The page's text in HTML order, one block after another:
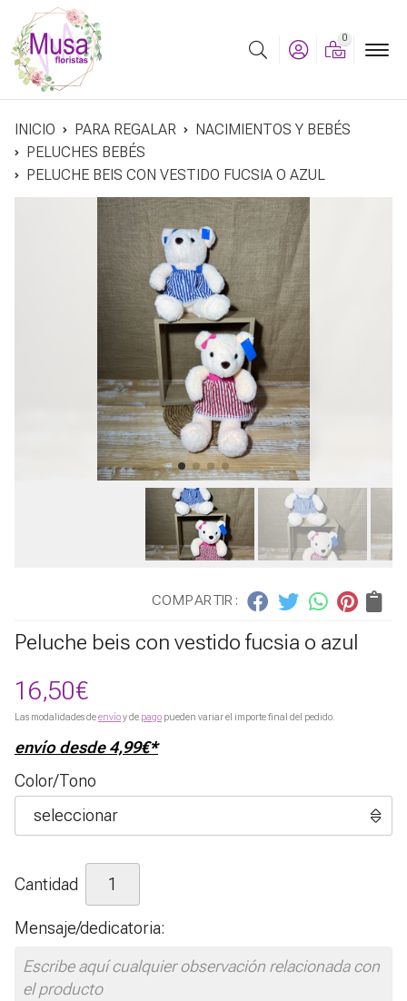
Buscar
0
INICIO PARA REGALAR
NACIMIENTOS Y BEBÉS
PELUCHES BEBÉS
PELUCHE BEIS CON VESTIDO FUCSIA O AZUL
COMPARTIR:
Peluche beis con vestido fucsia o azul
16,50€
Las modalidades deenvíoy de pago pueden variar el importe final del pedido.
envío desde4,99€*
Color/Tono
Cantidad
Mensaje/dedicatoria: